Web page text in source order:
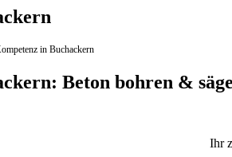
in Buchackern
Beton bohren &
Ihr